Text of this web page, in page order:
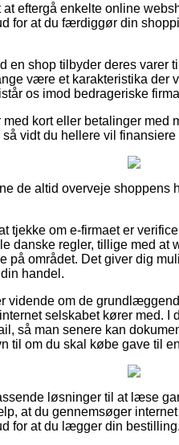
eftergå enkelte online
for at du færdiggør din
en shop tilbyder deres varer
være et karakteristika der
os imod bedrageriske
kort eller betalinger med
vidt du hellere vil
de altid overveje shoppens
tjekke om e-firmaet er
danske regler, tillige med
på området. Det giver dig
handel.
vidende om de
selskabet kører med. I
så man senere kan
til om du skal købe gave til
løsninger til at læse
at du gennemsøger
for at du lægger din bestilling.